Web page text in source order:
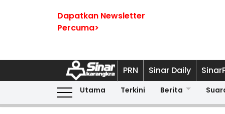
Dapatkan Newsletter
Percuma>
PRN Sinar Daily
Utama Terkini Berita